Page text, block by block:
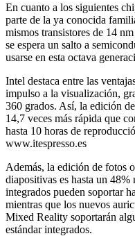
En cuanto a los siguientes
parte de la ya conocida
mismos transistores de 14
se espera un salto a
usarse en esta octava
Intel destaca entre las
impulso a la visualización,
360 grados. Así, la edición
14,7 veces más rápida que
hasta 10 horas de
www.itespresso.es
Además, la edición de fotos
diapositivas es hasta un
integrados pueden soportar
mientras que los nuevos
Mixed Reality soportarán
estándar integrados.